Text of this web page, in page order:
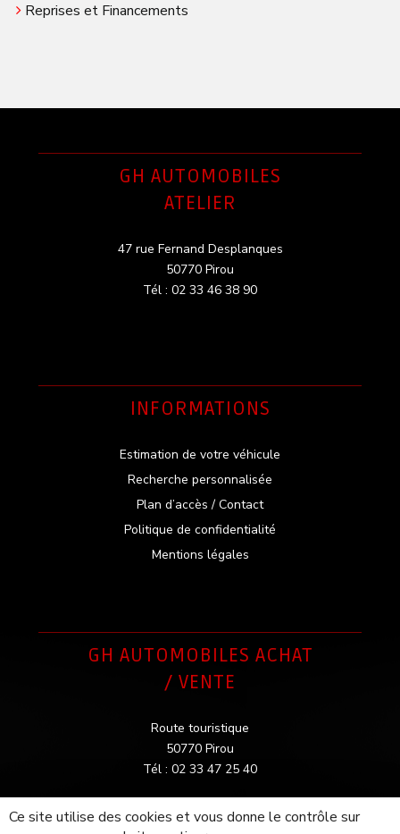
Reprises et Financements
GH AUTOMOBILES
ATELIER
47 rue Fernand Desplanques
50770 Pirou
Tél : 02 33 46 38 90
INFORMATIONS
Estimation de votre véhicule
Recherche personnalisée
Plan d’accès / Contact
Politique de confidentialité
Mentions légales
GH AUTOMOBILES ACHAT
/ VENTE
Route touristique
50770 Pirou
Tél : 02 33 47 25 40
Ce site utilise des cookies et vous donne le contrôle sur